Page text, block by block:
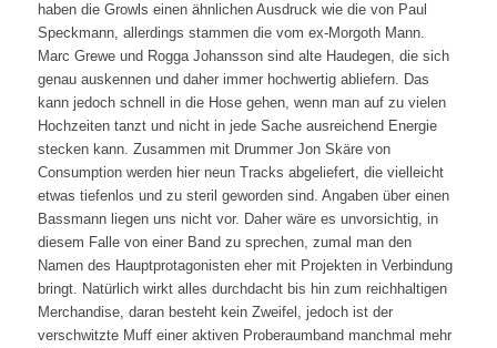
haben die Growls einen ähnlichen Ausdruck wie die von Paul
Speckmann, allerdings stammen die vom ex-Morgoth Mann.
Marc Grewe und Rogga Johansson sind alte Haudegen, die sich
genau auskennen und daher immer hochwertig abliefern. Das
kann jedoch schnell in die Hose gehen, wenn man auf zu vielen
Hochzeiten tanzt und nicht in jede Sache ausreichend Energie
stecken kann. Zusammen mit Drummer Jon Skäre von
Consumption werden hier neun Tracks abgeliefert, die vielleicht
etwas tiefenlos und zu steril geworden sind. Angaben über einen
Bassmann liegen uns nicht vor. Daher wäre es unvorsichtig, in
diesem Falle von einer Band zu sprechen, zumal man den
Namen des Hauptprotagonisten eher mit Projekten in Verbindung
bringt. Natürlich wirkt alles durchdacht bis hin zum reichhaltigen
Merchandise, daran besteht kein Zweifel, jedoch ist der
verschwitzte Muff einer aktiven Proberaumband manchmal mehr